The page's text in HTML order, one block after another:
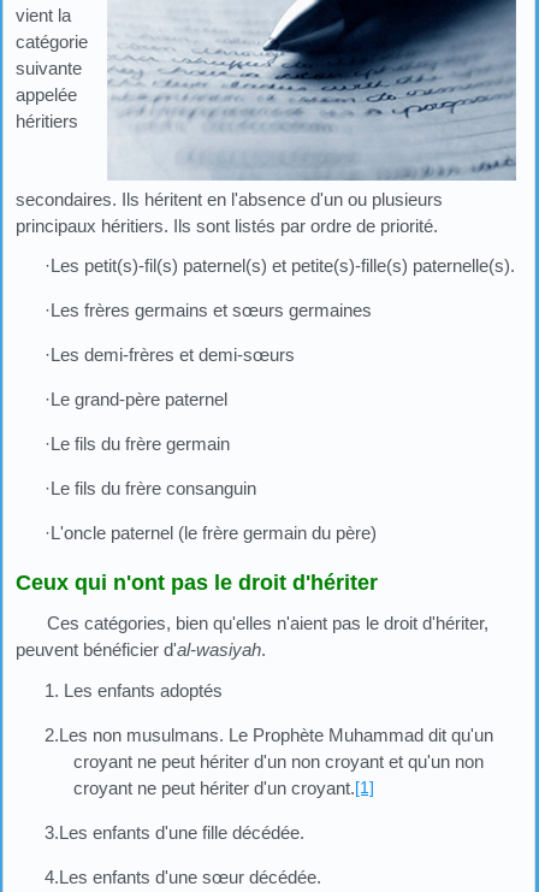
vient la
catégorie
suivante
appelée
héritiers
secondaires. Ils héritent en l'absence d'un ou plusieurs
principaux héritiers. Ils sont listés par ordre de priorité.
·Les petit(s)-fil(s) paternel(s) et petite(s)-fille(s) paternelle(s).
·Les frères germains et sœurs germaines
·Les demi-frères et demi-sœurs
·Le grand-père paternel
·Le fils du frère germain
·Le fils du frère consanguin
·L'oncle paternel (le frère germain du père)
Ceux qui n'ont pas le droit d'hériter
Ces catégories, bien qu'elles n'aient pas le droit d'hériter,
peuvent bénéficier d'al-wasiyah.
1. Les enfants adoptés
2.Les non musulmans. Le Prophète Muhammad dit qu'un
croyant ne peut hériter d'un non croyant et qu'un non
croyant ne peut hériter d'un croyant.[1]
3.Les enfants d'une fille décédée.
4.Les enfants d'une sœur décédée.